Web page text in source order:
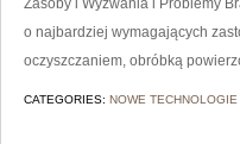
Zasoby i Wyzwania i Problemy
o najbardziej wymagających
oczyszczaniem, obróbką
CATEGORIES: NOWE TECHNOLOGIE